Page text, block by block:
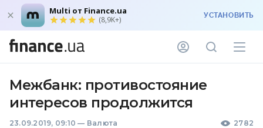
Multi от Finance.ua
(8,9K+) УСТАНОВИТЬ
Межбанк: противостояние
интересов продолжится
23.09.2019, 09:10 — Валюта 2782